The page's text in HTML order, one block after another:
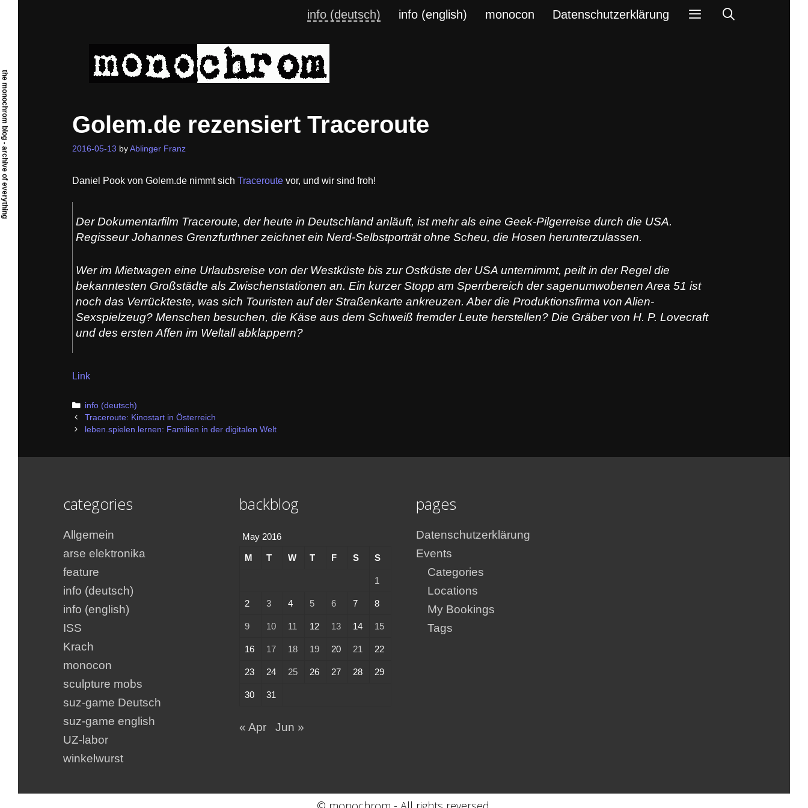
info (deutsch) info (english) monocon Datenschutzerklärung
Golem.de rezensiert Traceroute
2016-05-13 by Ablinger Franz
Daniel Pook von Golem.de nimmt sich Traceroutevor, und wir sind froh!
Der Dokumentarfilm Traceroute, der heute in Deutschland anläuft, ist mehr als eine Geek-Pilgerreise durch die USA.
Regisseur Johannes Grenzfurthner zeichnet ein Nerd-Selbstporträt ohne Scheu, die Hosen herunterzulassen.
Wer im Mietwagen eine Urlaubsreise von der Westküste bis zur Ostküste der USA unternimmt, peilt in der Regel die
bekanntesten Großstädte als Zwischenstationen an. Ein kurzer Stopp am Sperrbereich der sagenumwobenen Area 51 ist
noch das Verrückteste, was sich Touristen auf der Straßenkarte ankreuzen. Aber die Produktionsfirma von Alien-
Sexspielzeug? Menschen besuchen, die Käse aus dem Schweiß fremder Leute herstellen? Die Gräber von H. P. Lovecraft
und des ersten Affen im Weltall abklappern?
Link
Categories
info (deutsch)
Post
navigation
Traceroute: Kinostart in Österreich
leben.spielen.lernen: Familien in der digitalen Welt
categories
Allgemein
arse elektronika
feature
info (deutsch)
info (english)
ISS
Krach
monocon
sculpture mobs
suz-game Deutsch
suz-game english
UZ-labor
winkelwurst
backblog
May 2016
M T W T F S S
1
2 3 4 5 6 7 8
9 10 11 12 13 14 15
16 17 18 19 20 21 22
23 24 25 26 27 28 29
30 31
« Apr Jun »
pages
Datenschutzerklärung
Events
Categories
Locations
My Bookings
Tags
the monochrom blog - archive of everything